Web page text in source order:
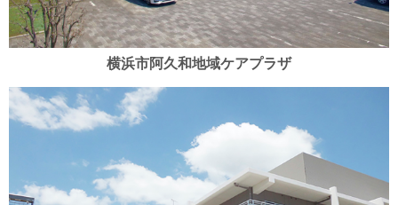
横浜市阿久和地域ケアプラザ